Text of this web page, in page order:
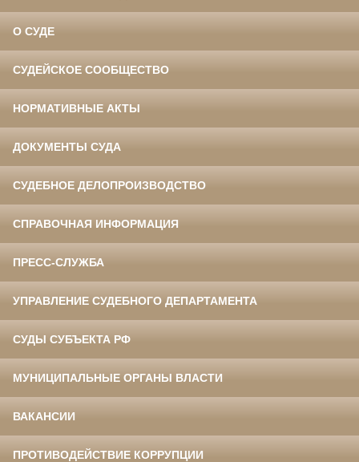
О СУДЕ
СУДЕЙСКОЕ СООБЩЕСТВО
НОРМАТИВНЫЕ АКТЫ
ДОКУМЕНТЫ СУДА
СУДЕБНОЕ ДЕЛОПРОИЗВОДСТВО
СПРАВОЧНАЯ ИНФОРМАЦИЯ
ПРЕСС-СЛУЖБА
УПРАВЛЕНИЕ СУДЕБНОГО ДЕПАРТАМЕНТА
СУДЫ СУБЪЕКТА РФ
МУНИЦИПАЛЬНЫЕ ОРГАНЫ ВЛАСТИ
ВАКАНСИИ
ПРОТИВОДЕЙСТВИЕ КОРРУПЦИИ